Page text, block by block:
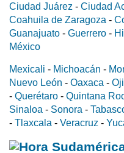
Ciudad Juárez - Ciudad
Coahuila de Zaragoza -
Guanajuato - Guerrero -
México
Mexicali - Michoacán -
Nuevo León - Oaxaca -
- Querétaro - Quintana
Sinaloa - Sonora -
- Tlaxcala - Veracruz -